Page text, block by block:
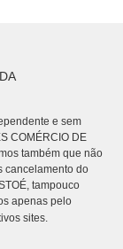
e sem
COMÉRCIO DE
também que não
cancelamento do
tampouco
apenas pelo
sites.